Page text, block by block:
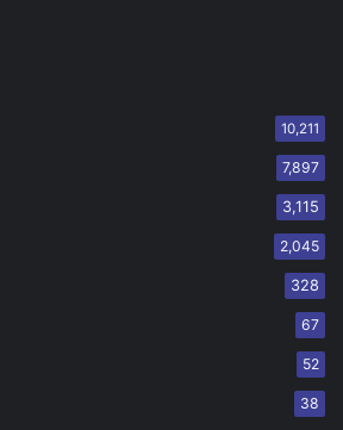
10,211
7,897
3,115
2,045
328
67
52
38